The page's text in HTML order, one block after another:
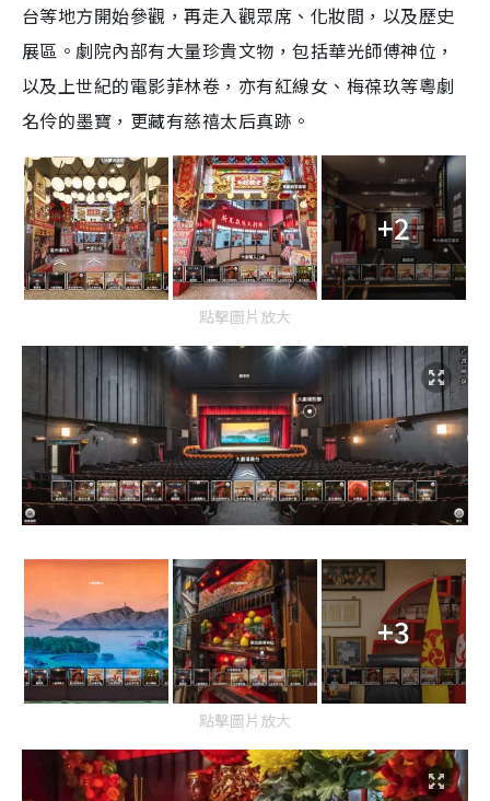
台等地方開始參觀，再走入觀眾席、化妝間，以及歷史
展區。劇院內部有大量珍貴文物，包括華光師傅神位，
以及上世紀的電影菲林卷，亦有紅線女、梅葆玖等粵劇
名伶的墨寶，更藏有慈禧太后真跡。
+2
點擊圖片放大
+3
點擊圖片放大